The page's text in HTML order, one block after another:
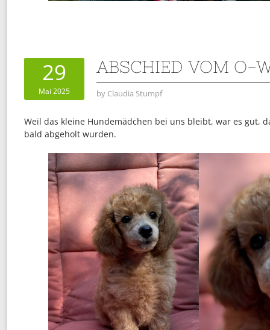
29
Mai 2025
ABSCHIED VOM O-
by Claudia Stumpf
Weil das kleine Hundemädchen bei uns bleibt, war es gut,
bald abgeholt wurden.